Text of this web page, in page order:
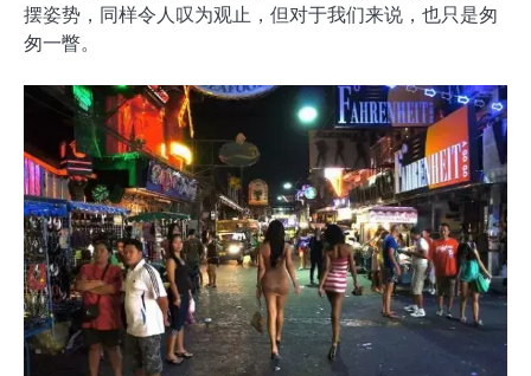
摆姿势，同样令人叹为观止，但对于我们来说，也只是匆
匆一瞥。